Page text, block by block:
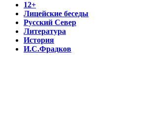
12+
Лицейские беседы
Русский Север
Литература
История
И.С.Фрадков